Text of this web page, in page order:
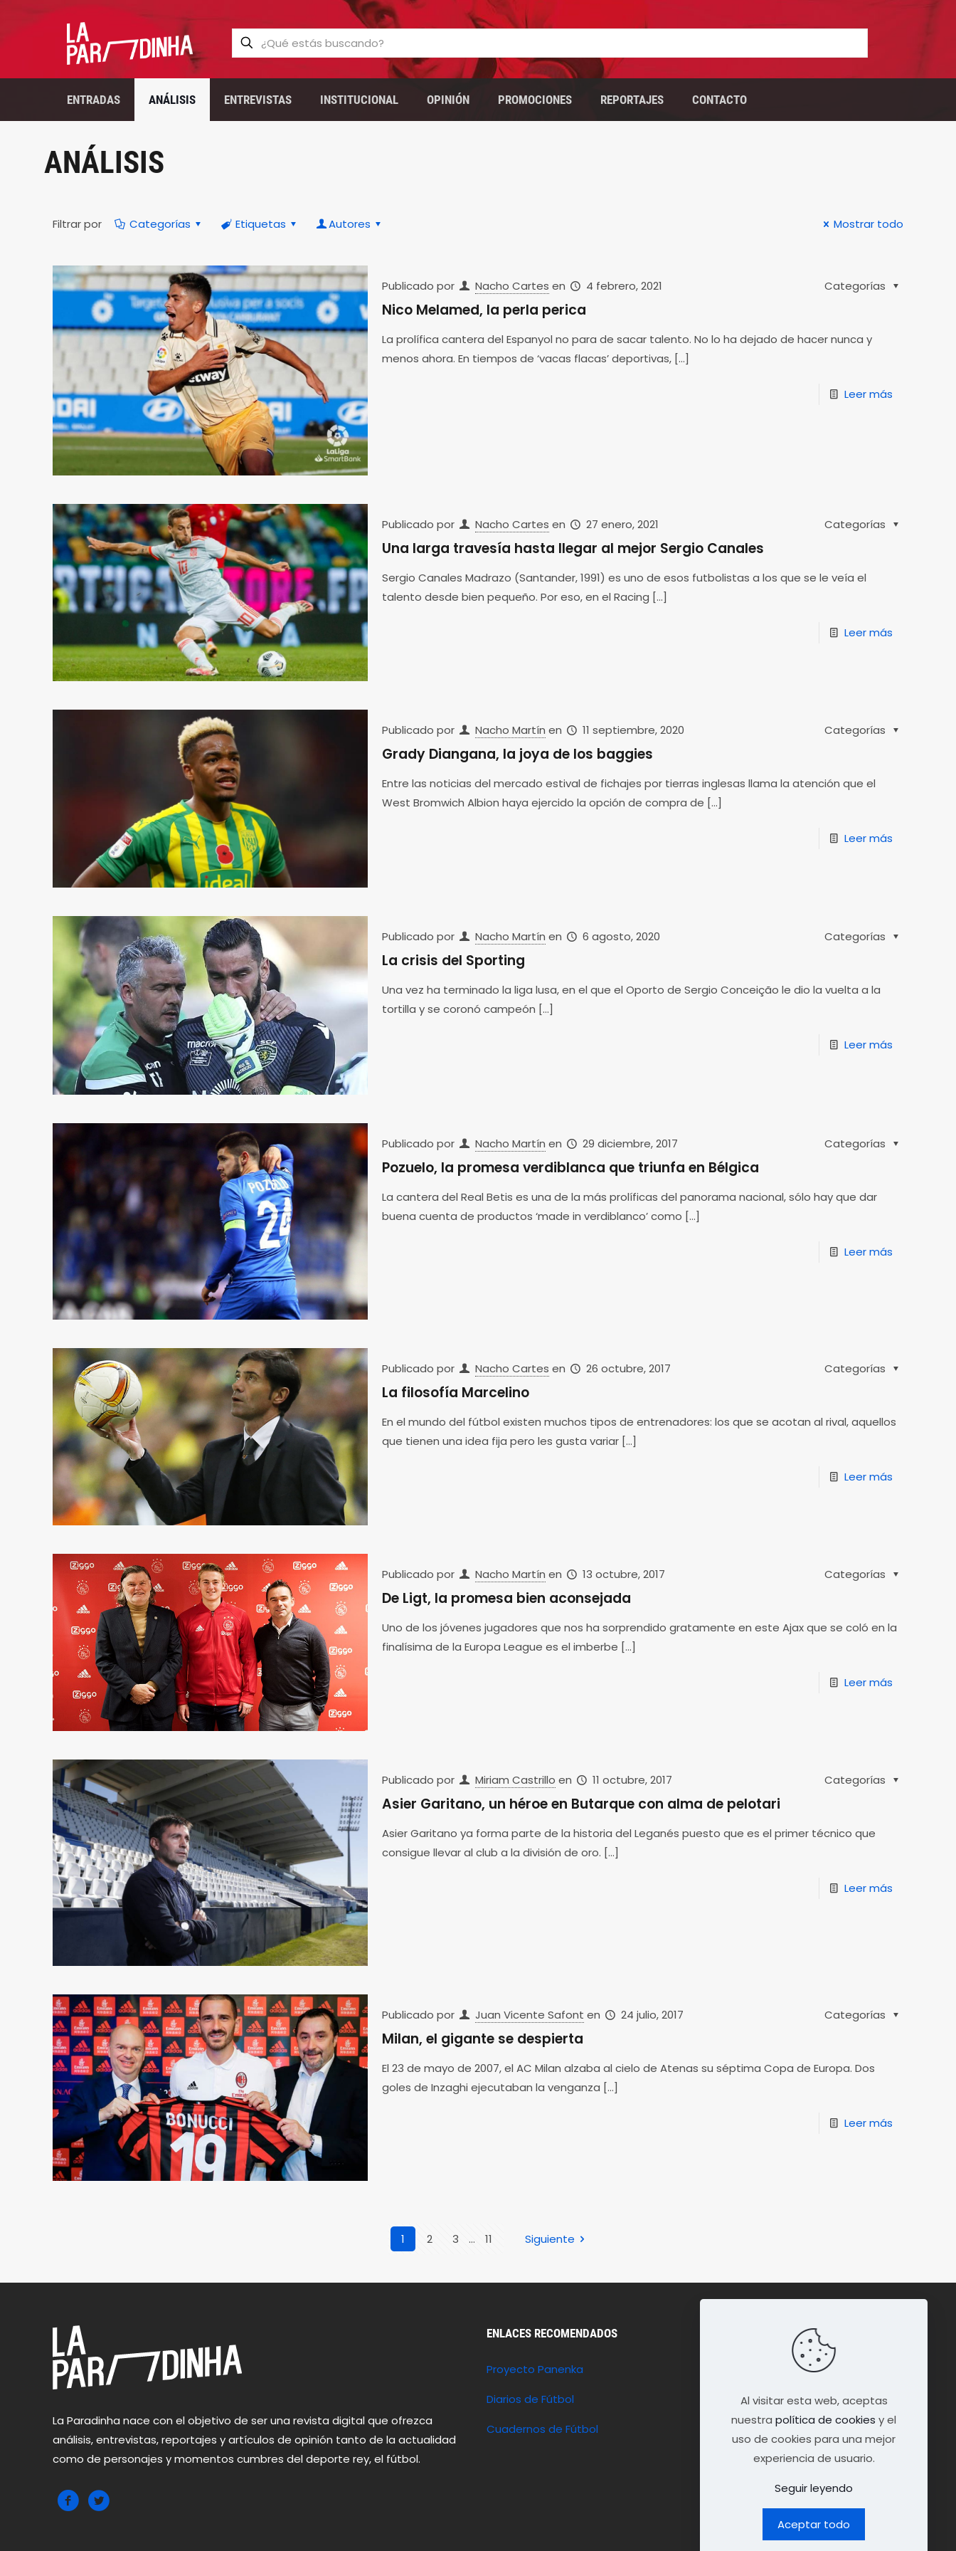
ENTRADAS ANÁLISIS ENTREVISTAS INSTITUCIONAL OPINIÓN PROMOCIONES REPORTAJES CONTACTO
ANÁLISIS
Filtrar por Categorías Etiquetas Autores Mostrar todo
Publicado por Nacho Cartes en 4 febrero, 2021 Categorías
Nico Melamed, la perla perica
La prolífica cantera del Espanyol no para de sacar talento. No lo ha dejado de hacer nunca y
menos ahora. En tiempos de ‘vacas flacas’ deportivas,[…]
Leer más
Publicado por Nacho Cartes en 27 enero, 2021 Categorías
Una larga travesía hasta llegar al mejor Sergio Canales
Sergio Canales Madrazo (Santander, 1991) es uno de esos futbolistas a los que se le veía el
talento desde bien pequeño. Por eso, en el Racing […]
Leer más
Publicado por Nacho Martín en 11 septiembre, 2020 Categorías
Grady Diangana, la joya de los baggies
Entre las noticias del mercado estival de fichajes por tierras inglesas llama la atención que el
West Bromwich Albion haya ejercido la opción de compra de […]
Leer más
Publicado por Nacho Martín en 6 agosto, 2020 Categorías
La crisis del Sporting
Una vez ha terminado la liga lusa, en el que el Oporto de Sergio Conceição le dio la vuelta a la
tortilla y se coronó campeón […]
Leer más
Publicado por Nacho Martín en 29 diciembre, 2017 Categorías
Pozuelo, la promesa verdiblanca que triunfa en Bélgica
La cantera del Real Betis es una de la más prolíficas del panorama nacional, sólo hay que dar
buena cuenta de productos ‘made in verdiblanco’ como […]
Leer más
Publicado por Nacho Cartes en 26 octubre, 2017 Categorías
La filosofía Marcelino
En el mundo del fútbol existen muchos tipos de entrenadores: los que se acotan al rival, aquellos
que tienen una idea fija pero les gusta variar[…]
Leer más
Publicado por Nacho Martín en 13 octubre, 2017 Categorías
De Ligt, la promesa bien aconsejada
Uno de los jóvenes jugadores que nos ha sorprendido gratamente en este Ajax que se coló en la
finalísima de la Europa League es el imberbe […]
Leer más
Publicado por Miriam Castrillo en 11 octubre, 2017 Categorías
Asier Garitano, un héroe en Butarque con alma de pelotari
Asier Garitano ya forma parte de la historia del Leganés puesto que es el primer técnico que
consigue llevar al club a la división de oro. […]
Leer más
Publicado por Juan Vicente Safont en 24 julio, 2017 Categorías
Milan, el gigante se despierta
El 23 de mayo de 2007, el AC Milan alzaba al cielo de Atenas su séptima Copa de Europa. Dos
goles de Inzaghi ejecutaban la venganza […]
Leer más
1 2 3 ... 11 Siguiente
La Paradinha nace con el objetivo de ser una revista digital que ofrezca
análisis, entrevistas, reportajes y artículos de opinión tanto de la actualidad
como de personajes y momentos cumbres del deporte rey, el fútbol.
ENLACES RECOMENDADOS
Proyecto Panenka
Diarios de Fútbol
Cuadernos de Fútbol
Política de privacidad
Política de cookies
Contacto
Al visitar esta web, aceptas
nuestra política de cookies y el
uso de cookies para una mejor
experiencia de usuario.
Seguir leyendo
Aceptar todo